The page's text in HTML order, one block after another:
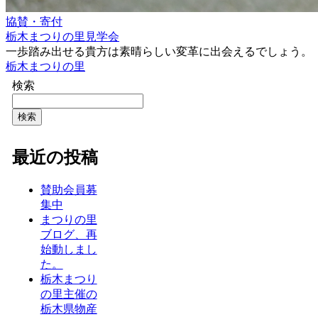
協賛・寄付
栃木まつりの里見学会
一歩踏み出せる貴方は素晴らしい変革に出会えるでしょう。
栃木まつりの里
検索
検索
最近の投稿
賛助会員募
集中
まつりの里
ブログ、再
始動しまし
た。
栃木まつり
の里主催の
栃木県物産